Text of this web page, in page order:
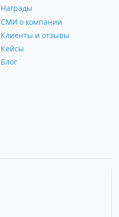
Награды
СМИ о компании
Клиенты и отзывы
Кейсы
Блог